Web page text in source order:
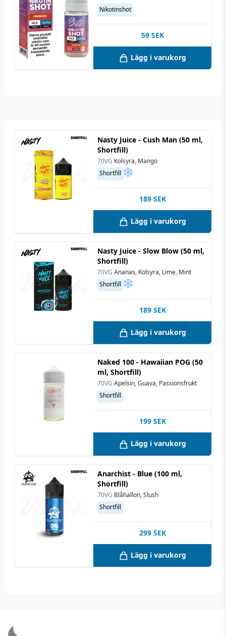
Nikotinshot
59 SEK
Lägg i varukorg
Nasty Juice - Cush Man (50 ml,
Shortfill)
70VG Kolsyra, Mango
Shortfill
189 SEK
Lägg i varukorg
Nasty Juice - Slow Blow (50 ml,
Shortfill)
70VG Ananas, Kolsyra, Lime, Mint
Shortfill
189 SEK
Lägg i varukorg
Naked 100 - Hawaiian POG (50
ml, Shortfill)
70VG Apelsin, Guava, Passionsfrukt
Shortfill
199 SEK
Lägg i varukorg
Anarchist - Blue (100 ml,
Shortfill)
70VG Blåhallon, Slush
Shortfill
299 SEK
Lägg i varukorg